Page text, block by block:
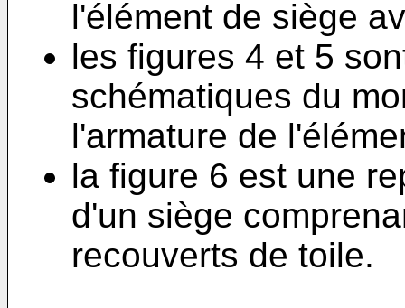
l'élément de siège
les figures 4 et 5
schématiques du
l'armature de
la figure 6 est une
d'un siège
recouverts de toile.